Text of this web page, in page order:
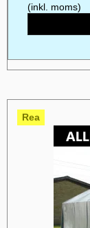
(inkl. moms)
Rea